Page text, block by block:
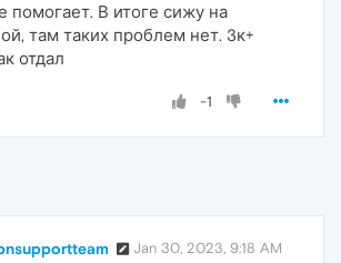
помогает. В итоге сижу на
там таких проблем нет. 3к+
отдал
-1
Jan 30, 2023, 9:18 AM